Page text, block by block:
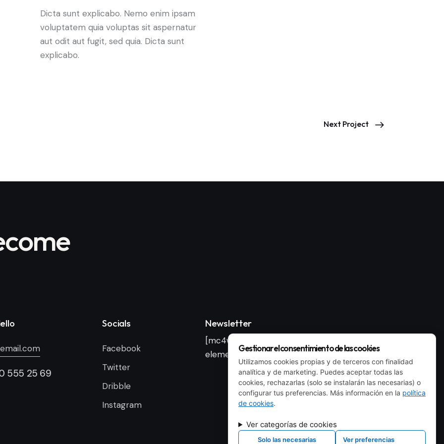
Dicta sunt explicabo. Nemo enim ipsam
voluptatem quia voluptas sit aspernatur
aut odit aut fugit, sed quia. Dicta sunt
explicabo.
Next Project
555 25 69
Socials
Facebook
Twitter
Dribble
Instagram
Newsletter
[mc4wp_form id="186"
element_id="style-9"]
Gestionar el consentimiento de las cookies
Utilizamos cookies propias y de terceros con finalidad
analítica y de marketing. Puedes aceptar todas las
cookies, rechazarlas (solo se instalarán las necesarias) o
configurar tus preferencias. Más información en la política
de cookies.
Ver categorías de cookies
Solo las necesarias Ver preferencias